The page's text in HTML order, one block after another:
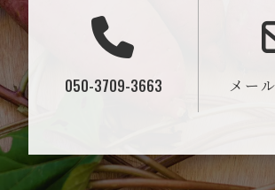
050-3709-3663 メー